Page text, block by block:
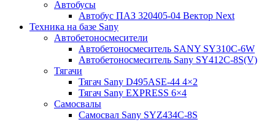
Автобусы
Автобус ПАЗ 320405-04 Вектор Next
Техника на базе Sany
Автобетоносмесители
Автобетоносмеситель SANY SY310C-6W
Автобетоносмеситель Sany SY412C-8S(V)
Тягачи
Тягач Sany D495ASE-44 4×2
Тягач Sany EXPRESS 6×4
Самосвалы
Самосвал Sany SYZ434C-8S